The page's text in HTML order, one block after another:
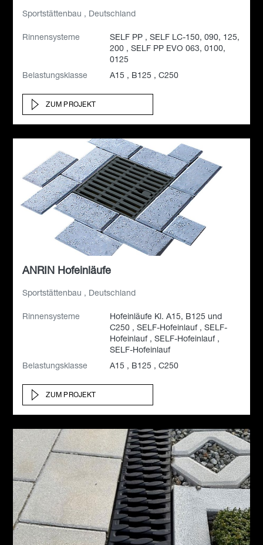
Sportstättenbau , Deutschland
Rinnensysteme
SELF PP , SELF LC-150, 090, 125,
200 , SELF PP EVO 063, 0100,
0125
Belastungsklasse
A15 , B125 , C250
ZUM PROJEKT
ANRIN Hofeinläufe
Sportstättenbau , Deutschland
Rinnensysteme
Hofeinläufe Kl. A15, B125 und
C250 , SELF-Hofeinlauf , SELF-
Hofeinlauf , SELF-Hofeinlauf ,
SELF-Hofeinlauf
Belastungsklasse
A15 , B125 , C250
ZUM PROJEKT